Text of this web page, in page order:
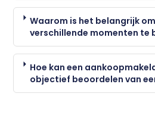
Waarom is het belangrijk
verschillende momenten te
Hoe kan een
objectief beoordelen van